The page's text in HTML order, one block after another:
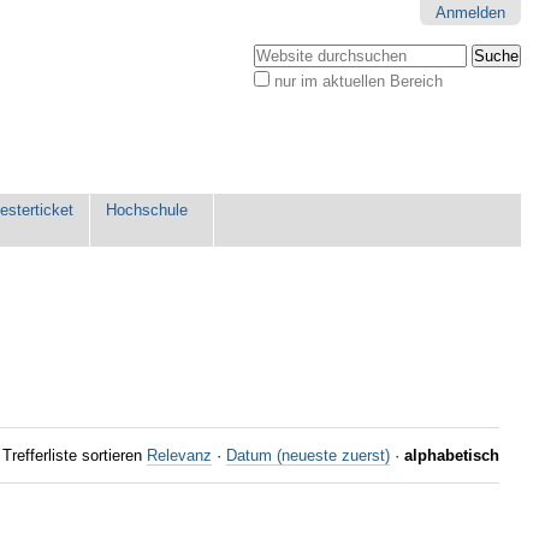
Anmelden
Website durchsuchen
nur im aktuellen Bereich
Hochschule
Trefferliste sortieren Relevanz · Datum (neueste zuerst) · alphabetisch